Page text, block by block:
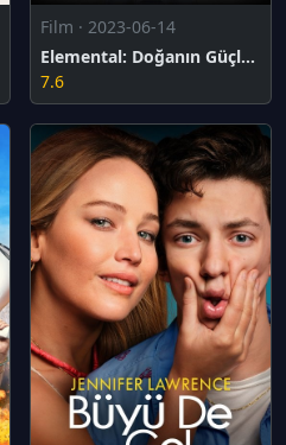
Film · 2023-06-14
Elemental: Doğanın Güçleri
7.6